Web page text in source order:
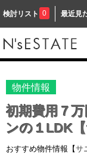
検討リスト 0 最近見
物件情報
初期費用７
ンの１LDK
おすすめ物件情報【サ